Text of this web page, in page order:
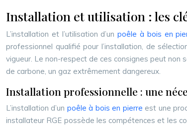
Installation et utilisation : les
L’installation et l’utilisation d’unpoêle à bois en
professionnel qualifié pour l’installation, de
vigueur. Le non-respect de ces consignes peut
de carbone, un gaz extrêmement dangereux.
Installation professionnelle : une
L’installation d’un poêle à bois en pierre est une
installateur RGE possède les compétences et les